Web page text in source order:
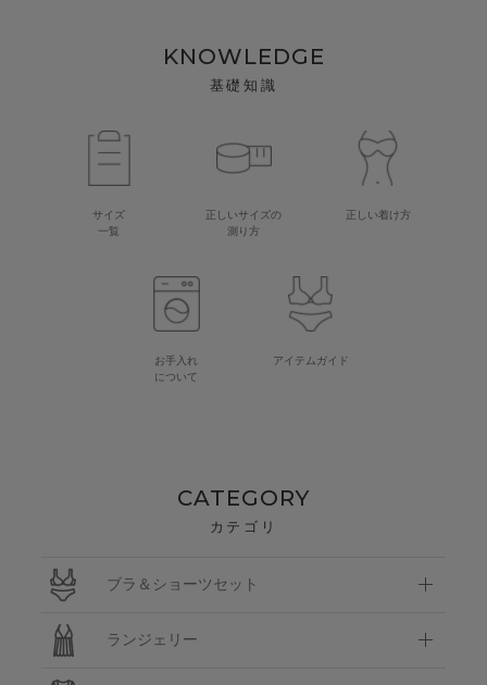
KNOWLEDGE
基礎知識
サイズ
一覧
正しいサイズの
測り方
正しい着け方
お手入れ
について
アイテムガイド
CATEGORY
カテゴリ
ブラ＆ショーツセット
ランジェリー